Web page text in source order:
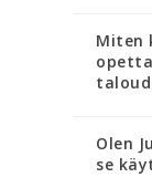
Miten
Olen
se